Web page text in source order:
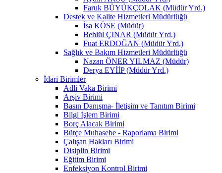
Faruk BÜYÜKÇOLAK (Müdür Yrd.)
Destek ve Kalite Hizmetleri Müdürlüğü
İsa KÖSE (Müdür)
Behlül ÇINAR (Müdür Yrd.)
Fuat ERDOĞAN (Müdür Yrd.)
Sağlık ve Bakım Hizmetleri Müdürlüğü
Nazan ÖNER YILMAZ (Müdür)
Derya EYİİP (Müdür Yrd.)
İdari Birimler
Adli Vaka Birimi
Arşiv Birimi
Basın Danışma- İletişim ve Tanıtım Birimi
Bilgi İşlem Birimi
Borç Alacak Birimi
Bütçe Muhasebe - Raporlama Birimi
Çalışan Hakları Birimi
Disiplin Birimi
Eğitim Birimi
Enfeksiyon Kontrol Birimi